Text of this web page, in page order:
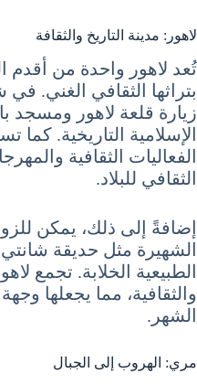
لاهور: مدينة التاريخ والثقافة
تُعد لاهور واحدة من أقدم
بتراثها الثقافي الغني.
زيارة قلعة لاهور ومسجد
الإسلامية التاريخية.
الفعاليات الثقافية
الثقافي للبلاد.
إضافةً إلى ذلك، يمكن
الشهيرة مثل حديقة شانتي
الطبيعية الخلابة. تجمع
والثقافية، مما يجعلها
الشهر.
مري: الهروب إلى الجبال